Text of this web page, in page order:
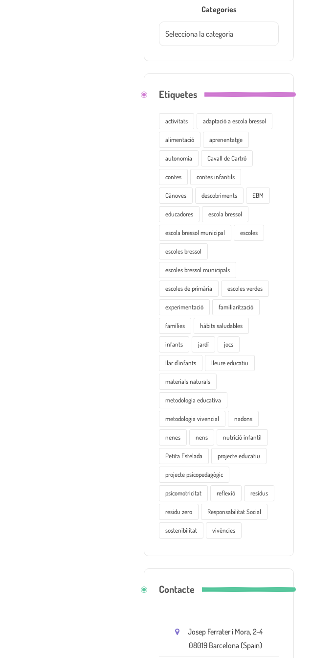
Categories
Etiquetes
activitats adaptació a escola bressol
alimentació aprenentatge
autonomia Cavall de Cartró
contes contes infantils
Cànoves descobriments EBM
educadores escola bressol
escola bressol municipal escoles
escoles bressol
escoles bressol municipals
escoles de primària escoles verdes
experimentació familiarització
famílies hàbits saludables
infants jardí jocs
llar d'infants lleure educatiu
materials naturals
metodologia educativa
metodologia vivencial nadons
nenes nens nutrició infantil
Petita Estelada projecte educatiu
projecte psicopedagògic
psicomotricitat reflexió residus
residu zero Responsabilitat Social
sostenibilitat vivències
Contacte
Josep Ferrater i Mora, 2-4
08019 Barcelona (Spain)